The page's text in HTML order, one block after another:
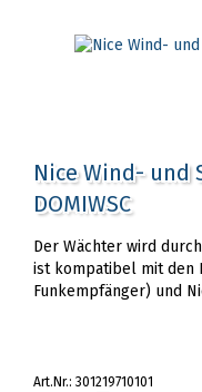
Nice Wind- und
DOMIWSC
Der Wächter wird
ist kompatibel mit den
Funkempfänger) und
Art.Nr.: 301219710101